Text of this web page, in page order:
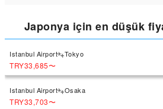
Japonya için en düşük
Istanbul Airport Tokyo
TRY33,685〜
Istanbul Airport Osaka
TRY33,703〜